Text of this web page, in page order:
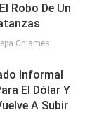
Robo De Un
Chismes
Informal
El Dólar Y
A Subir